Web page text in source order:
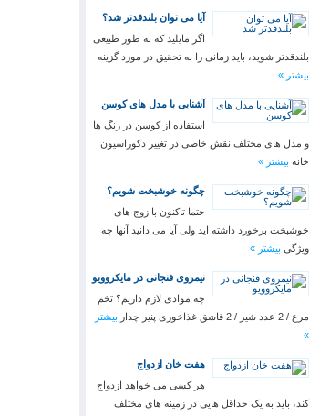
آیا می توان بلندقدتر شد؟
اگر مایلید که به طور طبیعی
بلندقدتر شوید، باید زمانی را به تحقیق در مورد گزینه
بیشتر »
آشنایی با مدل های کوسن
استفاده از کوسن در رنگ ها
و مدل های مختلف نقش خاصی در تغییر دکوراسیون
خانه بیشتر »
چگونه خوشبخت شویم؟
حتما تاکنون با زوج های
خوشبخت برخورد داشته اید ولی آیا می دانید آنها چه
ویژگی بیشتر »
نیمروی فنجانی در مایکروویو
چه موادی لازم داریم؟ تخم
مرغ / 2 عدد شیر / 2 قاشق غذاخوری پنیر چدار
بیشتر
»
هفت خان ازدواج
هر کسی می خواهد ازدواج
کند، باید به یک حداقل هایی در زمینه های مختلف